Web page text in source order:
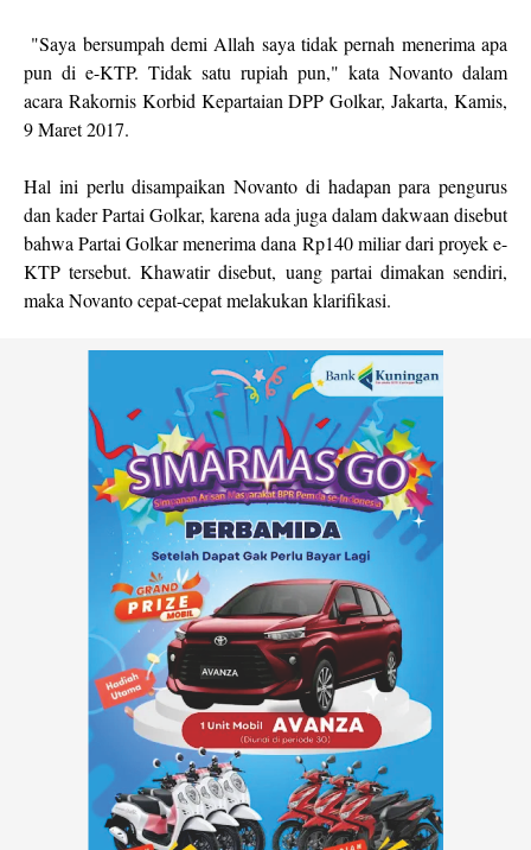
"Saya bersumpah demi Allah saya tidak pernah menerima apa
pun di e-KTP. Tidak satu rupiah pun," kata Novanto dalam
acara Rakornis Korbid Kepartaian DPP Golkar, Jakarta, Kamis,
9 Maret 2017.
Hal ini perlu disampaikan Novanto di hadapan para pengurus
dan kader Partai Golkar, karena ada juga dalam dakwaan disebut
bahwa Partai Golkar menerima dana Rp140 miliar dari proyek e-
KTP tersebut. Khawatir disebut, uang partai dimakan sendiri,
maka Novanto cepat-cepat melakukan klarifikasi.